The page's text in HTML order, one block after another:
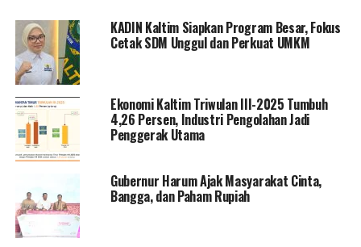
KADIN Kaltim Siapkan Program Besar, Fokus
Cetak SDM Unggul dan Perkuat UMKM
Ekonomi Kaltim Triwulan III-2025 Tumbuh
4,26 Persen, Industri Pengolahan Jadi
Penggerak Utama
Gubernur Harum Ajak Masyarakat Cinta,
Bangga, dan Paham Rupiah